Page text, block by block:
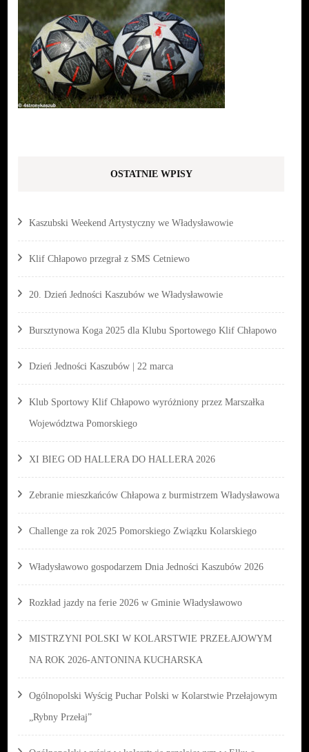
OSTATNIE WPISY
Kaszubski Weekend Artystyczny we Władysławowie
Klif Chłapowo przegrał z SMS Cetniewo
20. Dzień Jedności Kaszubów we Władysławowie
Bursztynowa Koga 2025 dla Klubu Sportowego Klif Chłapowo
Dzień Jedności Kaszubów | 22 marca
Klub Sportowy Klif Chłapowo wyróżniony przez Marszałka
Województwa Pomorskiego
XI BIEG OD HALLERA DO HALLERA 2026
Zebranie mieszkańców Chłapowa z burmistrzem Władysławowa
Challenge za rok 2025 Pomorskiego Związku Kolarskiego
Władysławowo gospodarzem Dnia Jedności Kaszubów 2026
Rozkład jazdy na ferie 2026 w Gminie Władysławowo
MISTRZYNI POLSKI W KOLARSTWIE PRZEŁAJOWYM
NA ROK 2026-ANTONINA KUCHARSKA
Ogólnopolski Wyścig Puchar Polski w Kolarstwie Przełajowym
„Rybny Przełaj”